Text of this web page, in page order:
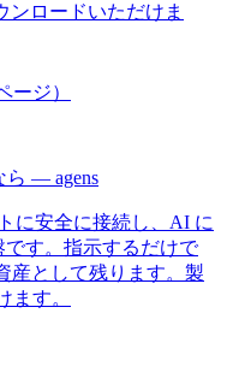
ンロードいただけま
ージ）
ら — agens
に安全に接続し、AI に
す。指示するだけで
産として残ります。製
ます。